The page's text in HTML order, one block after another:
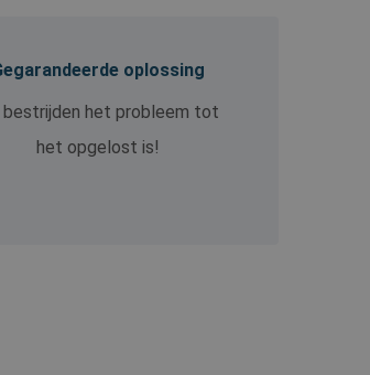
oplossing
bestrijden het probleem tot
het opgelost is!